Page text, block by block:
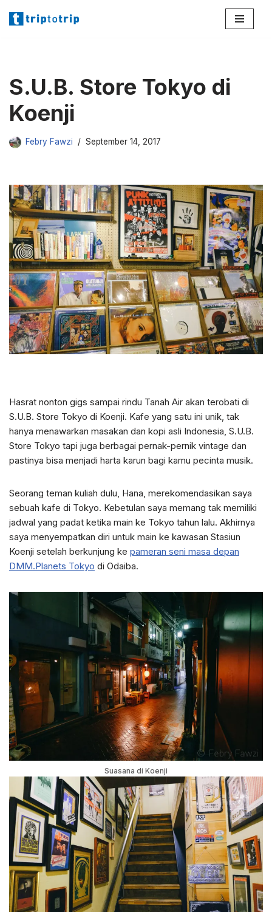
S.U.B. Store Tokyo di
Koenji
Febry Fawzi September 14, 2017
Hasrat nonton gigs sampai rindu Tanah Air akan terobati di
S.U.B. Store Tokyo di Koenji. Kafe yang satu ini unik, tak
hanya menawarkan masakan dan kopi asli Indonesia, S.U.B.
Store Tokyo tapi juga berbagai pernak-pernik vintage dan
pastinya bisa menjadi harta karun bagi kamu pecinta musik.
Seorang teman kuliah dulu, Hana, merekomendasikan saya
sebuah kafe di Tokyo. Kebetulan saya memang tak memiliki
jadwal yang padat ketika main ke Tokyo tahun lalu. Akhirnya
saya menyempatkan diri untuk main ke kawasan Stasiun
Koenji setelah berkunjung ke pameran seni masa depan
DMM.Planets Tokyo di Odaiba.
Suasana di Koenji